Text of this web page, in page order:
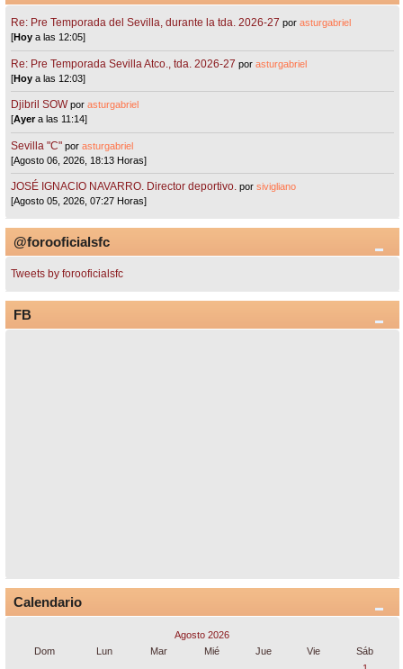
Re: Pre Temporada del Sevilla, durante la tda. 2026-27 porasturgabriel
[Hoy a las 12:05]
Re: Pre Temporada Sevilla Atco., tda. 2026-27 porasturgabriel
[Hoy a las 12:03]
Djibril SOW porasturgabriel
[Ayera las 11:14]
Sevilla "C"porasturgabriel
[Agosto 06, 2026, 18:13 Horas]
JOSÉ IGNACIO NAVARRO. Director deportivo. porsivigliano
[Agosto 05, 2026, 07:27 Horas]
@forooficialsfc
Tweets by forooficialsfc
FB
Calendario
Agosto 2026
Dom
Lun Mar Mié Jue Vie
Sáb